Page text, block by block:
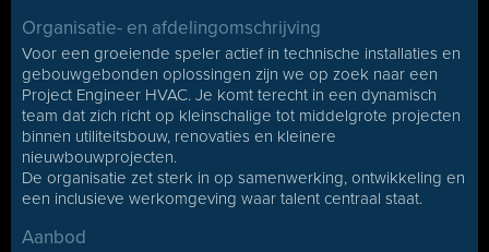
Organisatie- en afdelingomschrijving
Voor een groeiende speler actief in technische installaties en
gebouwgebonden oplossingen zijn we op zoek naar een
Project Engineer HVAC. Je komt terecht in een dynamisch
team dat zich richt op kleinschalige tot middelgrote projecten
binnen utiliteitsbouw, renovaties en kleinere
nieuwbouwprojecten.
De organisatie zet sterk in op samenwerking, ontwikkeling en
een inclusieve werkomgeving waar talent centraal staat.
Aanbod